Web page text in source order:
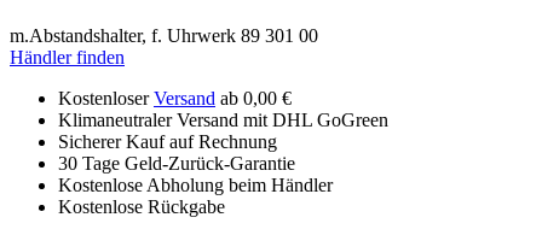
m.Abstandshalter, f. Uhrwerk 89 301 00
Händler finden
KostenloserVersand ab 0,00 €
Klimaneutraler Versand mit DHL GoGreen
Sicherer Kauf auf Rechnung
30 Tage Geld-Zurück-Garantie
Kostenlose Abholung beim Händler
Kostenlose Rückgabe